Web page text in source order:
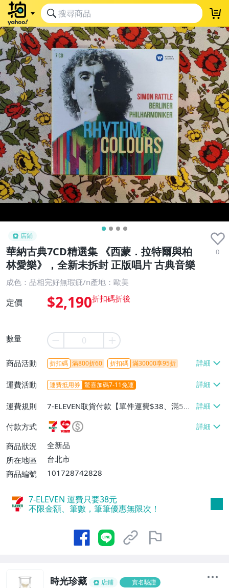
店鋪
華納古典7CD精選集 《西蒙．拉特爾與柏
林愛樂》，全新未拆封 正版唱片 古典音樂
0
成色：品相完好無瑕疵/n產地：歐美
定價 $2,190
數量
商品活動 折扣碼 滿800折60 折扣碼 滿30000享95折
運費活動 運費抵用券 驚喜加碼7-11免運
運費規則
7-ELEVEN取貨付款【單件運費$38、滿5件
或消費滿$1298免運費】、7-ELEVEN取貨
不付款【免運費】、萊爾富取貨付款【單件
運費$60、滿5件或消費滿$1298免運
費】、宅配/貨運【單件運費$120、滿5件
付款方式
商品狀況
全新品
所在地區
台北市
商品編號
101728742828
7-ELEVEN 運費只要38元
不限金額、筆數，筆筆優惠無限次！
時光珍藏 店鋪 實名驗證